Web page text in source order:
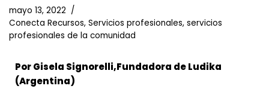
mayo 13, 2022
Conecta Recursos, Servicios profesionales, servicios
profesionales de la comunidad
Por Gisela Signorelli,Fundadora de Ludika
(Argentina)